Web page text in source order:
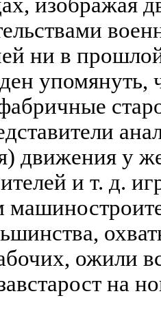
ни в
упомянуть,
движения у
и т. д.
ожили
на